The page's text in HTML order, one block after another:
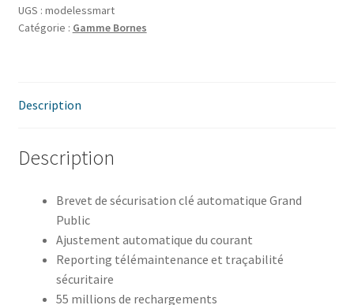
UGS : modelessmart
Catégorie : Gamme Bornes
Description
Description
Brevet de sécurisation clé automatique Grand
Public
Ajustement automatique du courant
Reporting télémaintenance et traçabilité
sécuritaire
55 millions de rechargements